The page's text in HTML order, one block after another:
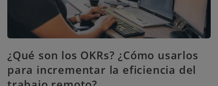
¿Qué son los OKRs? ¿Cómo usarlos
para incrementar la eficiencia del